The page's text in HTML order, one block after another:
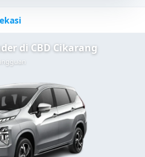
di CBD Cikarang